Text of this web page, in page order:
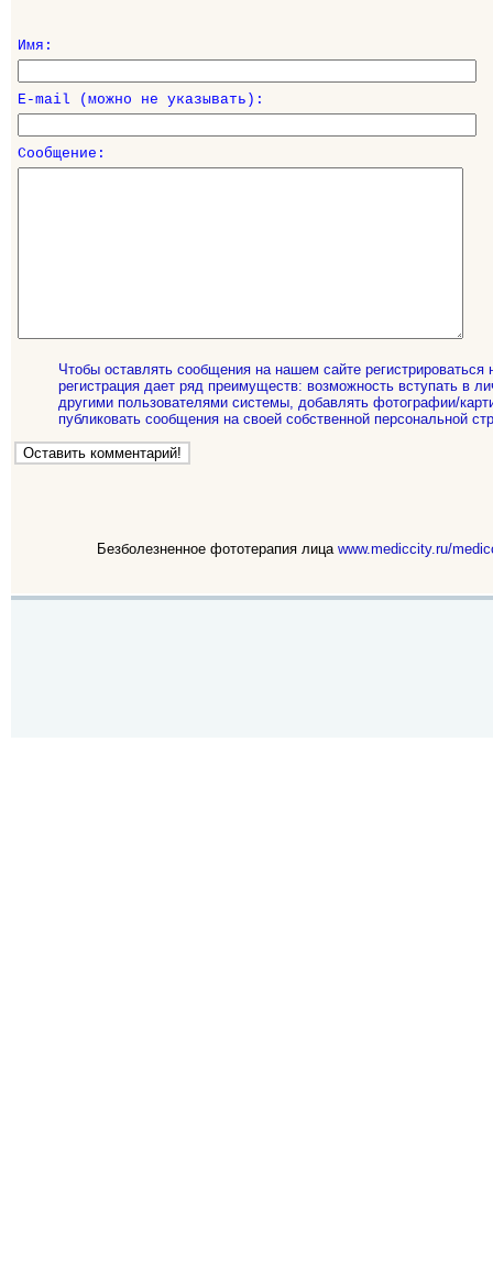
Имя:
E-mail (можно не указывать):
Сообщение:
Чтобы оставлять сообщения на нашем сайте регистрироваться
регистрация дает ряд преимуществ: возможность вступать в
другими пользователями системы, добавлять фотографии/
публиковать сообщения на своей собственной персональной
Безболезненное фототерапия лицаwww.mediccity.ru/